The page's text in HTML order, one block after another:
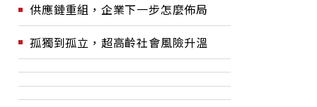
供應鏈重組，企業下一步怎麼佈局
孤獨到孤立，超高齡社會風險升溫